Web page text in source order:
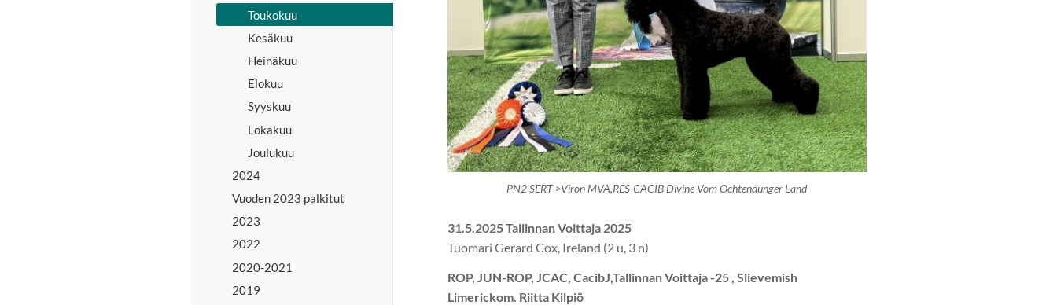
Toukokuu
Kesäkuu
Heinäkuu
Elokuu
Syyskuu
Lokakuu
Joulukuu
2024
Vuoden 2023 palkitut
2023
2022
2020-2021
2019
PN2 SERT->Viron MVA,RES-CACIB Divine Vom Ochtendunger Land
31.5.2025 Tallinnan Voittaja 2025
Tuomari Gerard Cox, Ireland (2 u, 3 n)
ROP, JUN-ROP, JCAC, CacibJ,Tallinnan Voittaja -25 , Slievemish
Limerickom. Riitta Kilpiö